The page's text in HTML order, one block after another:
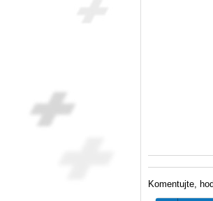
Komentujte,